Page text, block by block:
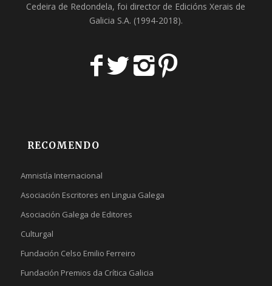
Cedeira de Redondela, foi director de Edicións Xerais de
Galicia S.A. (1994-2018).
RECOMENDO
Amnistía Internacional
Asociación Escritores en Lingua Galega
Asociación Galega de Editores
Culturgal
Fundación Celso Emilio Ferreiro
Fundación Premios da Crítica Galicia